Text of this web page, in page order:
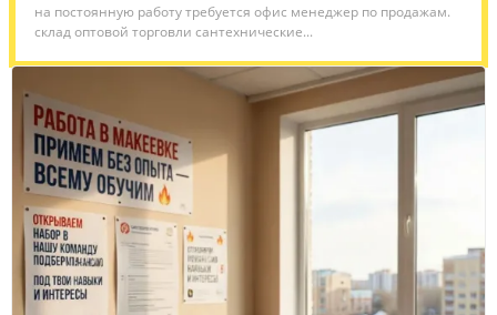
на постоянную работу требуется офис менеджер по продажам.
склад оптовой торговли сантехнические...